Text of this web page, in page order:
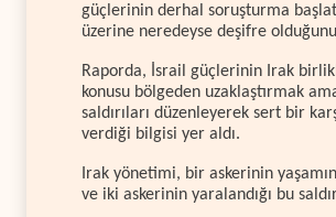
güçlerinin derhal soruşturma
üzerine neredeyse deşifre
Raporda, İsrail güçlerinin Irak
konusu bölgeden uzaklaştırmak
saldırıları düzenleyerek sert bir
verdiği bilgisi yer aldı.
Irak yönetimi, bir askerinin
ve iki askerinin yaralandığı bu